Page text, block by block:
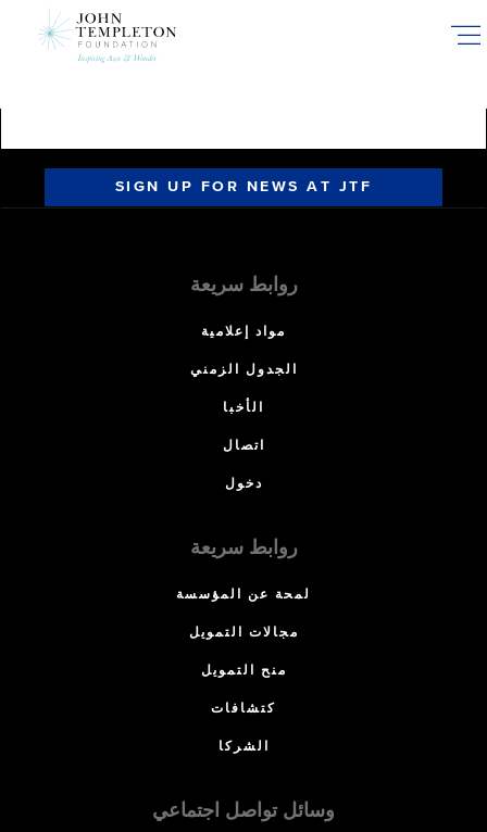
SIGN UP FOR NEWS AT JTF
روابط سريعة
مواد إعلامية
الجدول الزمني
الأخبا
اتصال
دخول
روابط سريعة
لمحة عن المؤسسة
مجالات التمويل
منح التمويل
كتشافات
الشركا
وسائل تواصل اجتماعي